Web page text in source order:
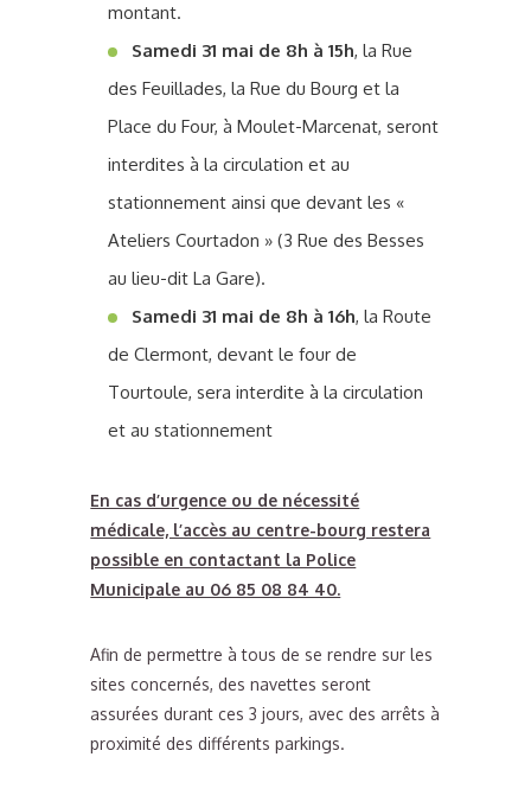
montant.
Samedi 31 mai de 8h à 15h, la Rue
des Feuillades, la Rue du Bourg et la
Place du Four, à Moulet-Marcenat, seront
interdites à la circulation et au
stationnement ainsi que devant les «
Ateliers Courtadon » (3 Rue des Besses
au lieu-dit La Gare).
Samedi 31 mai de 8h à 16h, la Route
de Clermont, devant le four de
Tourtoule, sera interdite à la circulation
et au stationnement
En cas d’urgence ou de nécessité
médicale, l’accès au centre-bourg restera
possible en contactant la Police
Municipale au 06 85 08 84 40.
Afin de permettre à tous de se rendre sur les
sites concernés, des navettes seront
assurées durant ces 3 jours, avec des arrêts à
proximité des différents parkings.